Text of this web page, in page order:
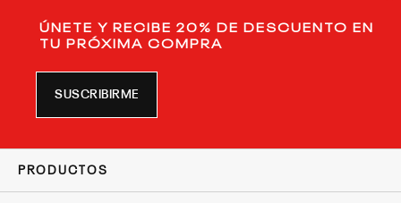
ÚNETE Y RECIBE 20% DE DESCUENTO EN
TU PRÓXIMA COMPRA
SUSCRIBIRME
PRODUCTOS